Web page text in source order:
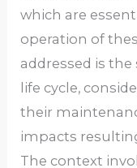
which are
operation of
addressed is
life cycle,
their
impacts
The context